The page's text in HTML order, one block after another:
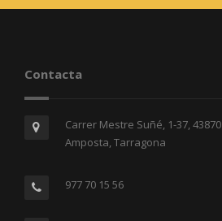
Contacta
Carrer Mestre Suñé, 1-37, 43870
Amposta, Tarragona
977 70 15 56